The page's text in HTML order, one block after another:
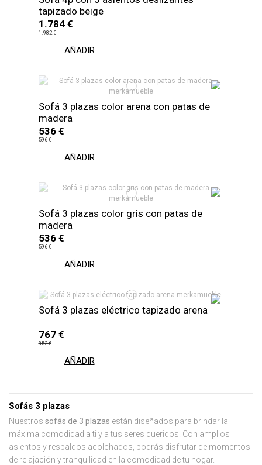
tapizado beige
1.784 €
1.982 €
AÑADIR
Sofá 3 plazas color arena con patas de
madera
536 €
596 €
AÑADIR
Sofá 3 plazas color gris con patas de
madera
536 €
596 €
AÑADIR
Sofá 3 plazas eléctrico tapizado arena
767 €
852 €
AÑADIR
Sofás 3 plazas
Nuestros sofás de 3 plazas están diseñados para brindar la
máxima comodidad a ti y a tus seres queridos. Con amplios
asientos y respaldos acolchados, podrás disfrutar de momentos
de relajación y tranquilidad en la comodidad de tu hogar.